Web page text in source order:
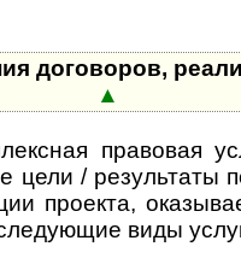
договоров,
▲
правовая
цели / резу­ль­таты
про­екта,
виды